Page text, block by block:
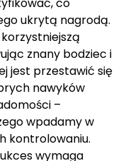
ukrytą nagrodą.
znany bodziec i
jest przestawić się
nawyków
–
wpadamy w
kontrolowaniu.
wymaga